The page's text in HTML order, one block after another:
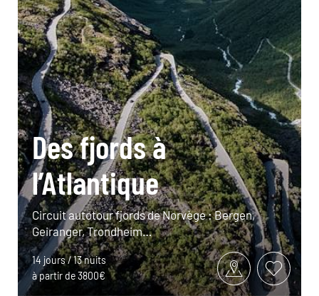
Des fjords à
l’Atlantique
Circuit autotour fjords de Norvège : Bergen,
Geiranger, Trondheim…
14 jours / 13 nuits
à partir de 3800€